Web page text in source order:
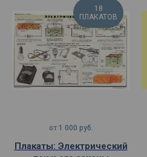
18
ПЛАКАТОВ
от 1 000 руб.
Плакаты: Электрический